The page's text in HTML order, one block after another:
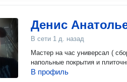
Денис
В сети 1 д. назад
Мастер на час универсал (
напольные покрытия и
В профиль